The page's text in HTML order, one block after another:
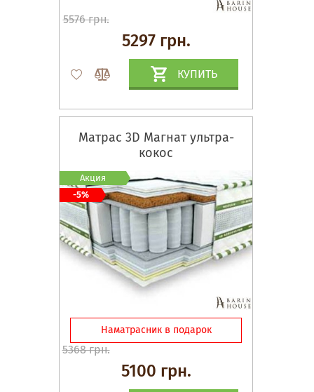
5576 грн.
5297 грн.
КУПИТЬ
Матрас 3D Магнат ультра-
кокос
Наматрасник в подарок
5368 грн.
5100 грн.
Акция
-5%